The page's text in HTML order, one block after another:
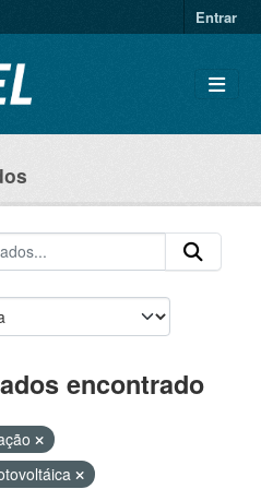
Entrar
encontrado